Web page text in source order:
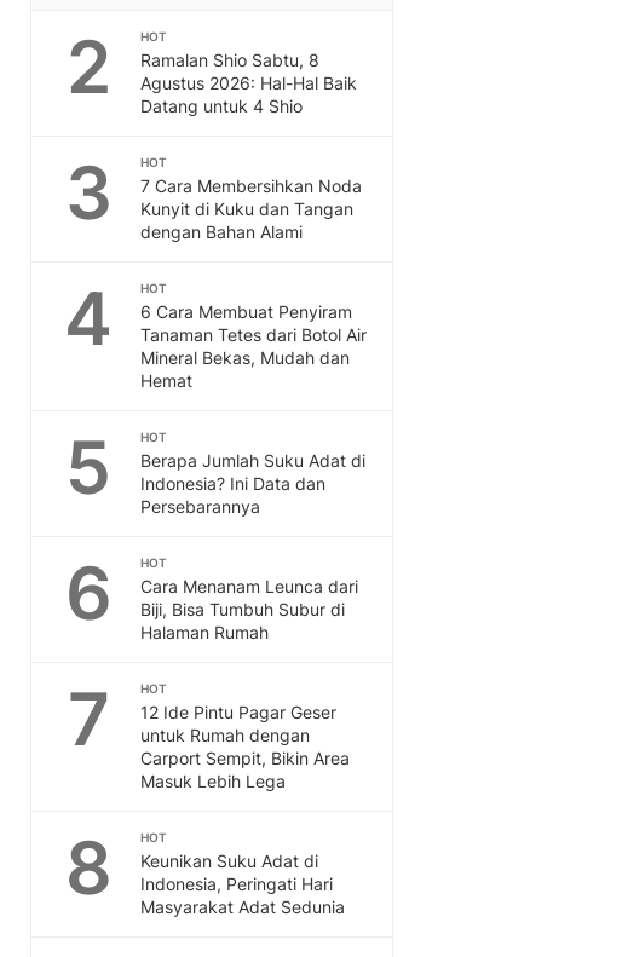
2 HOT
Ramalan Shio Sabtu, 8
Agustus 2026: Hal-Hal Baik
Datang untuk 4 Shio
3 HOT
7 Cara Membersihkan Noda
Kunyit di Kuku dan Tangan
dengan Bahan Alami
4 HOT
6 Cara Membuat Penyiram
Tanaman Tetes dari Botol Air
Mineral Bekas, Mudah dan
Hemat
5 HOT
Berapa Jumlah Suku Adat di
Indonesia? Ini Data dan
Persebarannya
6 HOT
Cara Menanam Leunca dari
Biji, Bisa Tumbuh Subur di
Halaman Rumah
7 HOT
12 Ide Pintu Pagar Geser
untuk Rumah dengan
Carport Sempit, Bikin Area
Masuk Lebih Lega
8 HOT
Keunikan Suku Adat di
Indonesia, Peringati Hari
Masyarakat Adat Sedunia